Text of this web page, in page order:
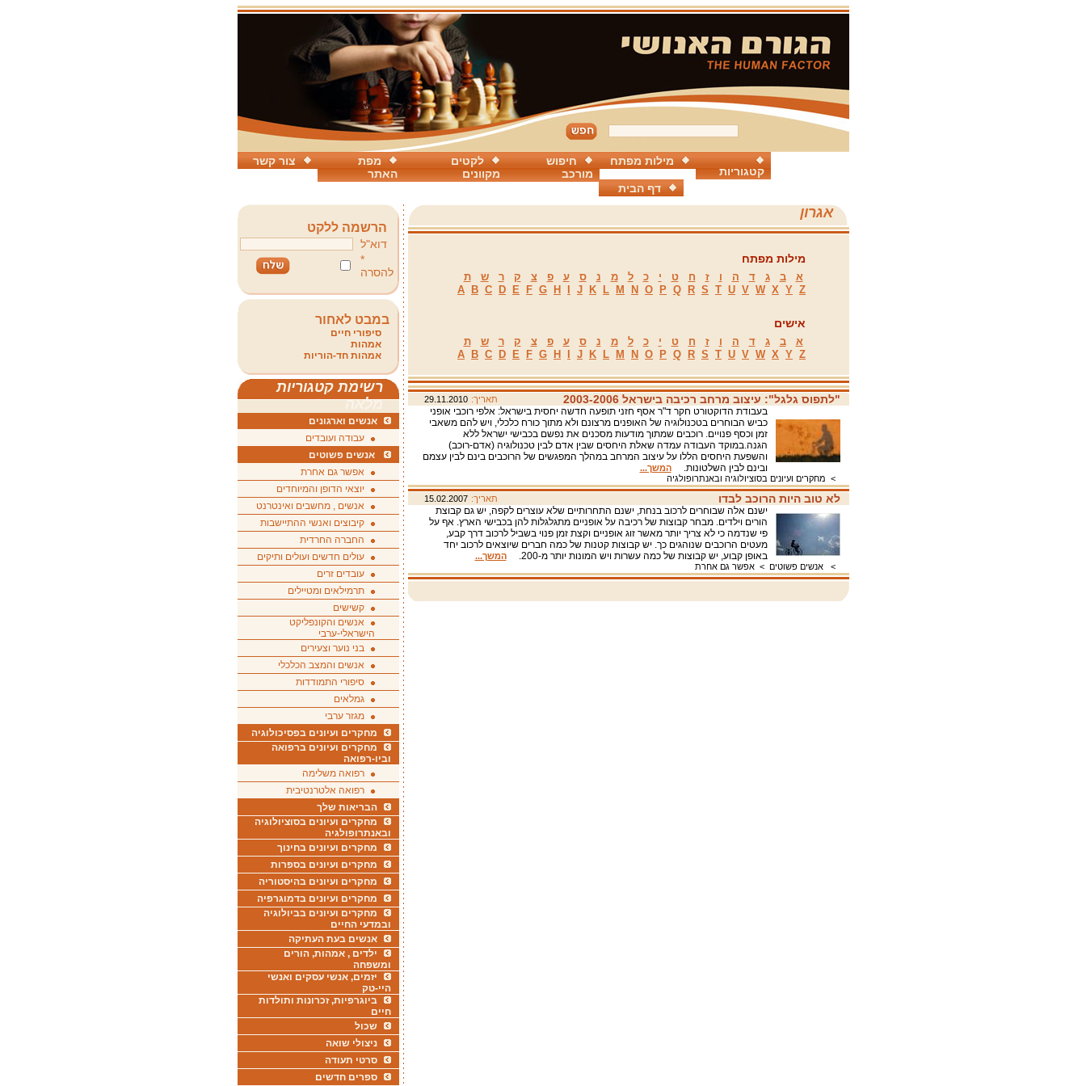
צור קשר
מפת
האתר
לקטים
מקוונים
חיפוש
מורכב
מילות מפתח
קטגוריות
דף הבית
אגרון
מילות מפתח
א ב ג ד ה ו ז ח ט י כ ל מ נ ס ע פ צ ק ר ש
ת
A
B C D E F G H J K L M N O P Q R S T U V W X Y Z
אישים
א ב ג ד ה ו ז ח ט י כ ל מ נ ס ע פ צ ק ר ש
ת
A
B C D E F G H J K L M N O P Q R S T U V W X Y Z
"לתפוס גלגל": עיצוב מרחב רכיבה בישראל 2003-2006 תאריך: 29.11.2010
בעבודת הדוקטורט חקר ד"ר אסף חזני תופעה חדשה יחסית בישראל: אלפי רוכבי אופני
כביש הבוחרים בטכנולוגיה של האופנים מרצונם ולא מתוך כורח כלכלי, ויש להם משאבי
זמן וכסף פנויים. רוכבים שמתוך מודעות מסכנים את נפשם בכבישי ישראל ללא
הגנה.במוקד העבודה עמדה שאלת היחסים שבין אדם לבין טכנולוגיה (אדם-רוכב)
והשפעת היחסים הללו על עיצוב המרחב במהלך המפגשים של הרוכבים בינם לבין עצמם
ובינם לבין השלטונות.המשך...
> מחקרים ועיונים בסוציולוגיה ובאנתרופולגיה
לא טוב היות הרוכב לבדו תאריך: 15.02.2007
ישנם אלה שבוחרים לרכוב בנחת, ישנם התחרותיים שלא עוצרים לקפה, יש גם קבוצת
הורים וילדים. מבחר קבוצות של רכיבה על אופניים מתגלגלות להן בכבישי הארץ. אף על
פי שנדמה כי לא צריך יותר מאשר זוג אופניים וקצת זמן פנוי בשביל לרכוב דרך קבע,
מעטים הרוכבים שנוהגים כך. יש קבוצות קטנות של כמה חברים שיוצאים לרכוב יחד
באופן קבוע, יש קבוצות של כמה עשרות ויש המונות יותר מ-200.
המשך...
>
אנשים פשוטים >אפשר גם אחרת
הרשמה ללקט
דוא"ל
*
להסרה
במבט לאחור
סיפורי חיים
אמהות
אמהות חד-הוריות
רשימת קטגוריות
מלאה
אנשים וארגונים
עבודה ועובדים
אנשים פשוטים
אפשר גם אחרת
יוצאי הדופן והמיוחדים
אנשים , מחשבים ואינטרנט
קיבוצים ואנשי ההתיישבות
החברה החרדית
עולים חדשים ועולים ותיקים
עובדים זרים
תרמילאים ומטיילים
קשישים
אנשים והקונפליקט
הישראלי-ערבי
בני נוער וצעירים
אנשים והמצב הכלכלי
סיפורי התמודדות
גמלאים
מגזר ערבי
מחקרים ועיונים בפסיכולוגיה
מחקרים ועיונים ברפואה
וביו-רפואה
רפואה משלימה
רפואה אלטרנטיבית
הבריאות שלך
מחקרים ועיונים בסוציולוגיה
ובאנתרופולגיה
מחקרים ועיונים בחינוך
מחקרים ועיונים בספרות
מחקרים ועיונים בהיסטוריה
מחקרים ועיונים בדמוגרפיה
מחקרים ועיונים בביולוגיה
ובמדעי החיים
אנשים בעת העתיקה
ילדים , אמהות, הורים
ומשפחה
יזמים, אנשי עסקים ואנשי
היי-טק
ביוגרפיות, זכרונות ותולדות
חיים
שכול
ניצולי שואה
סרטי תעודה
ספרים חדשים